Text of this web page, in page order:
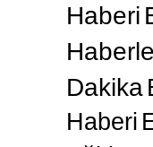
Haberi
Dakika
Haberi